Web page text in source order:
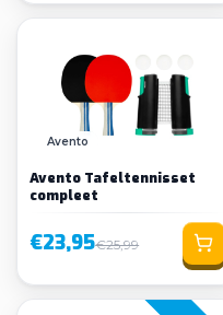
Avento
Avento Tafeltennisset
compleet
€23,95€25,99